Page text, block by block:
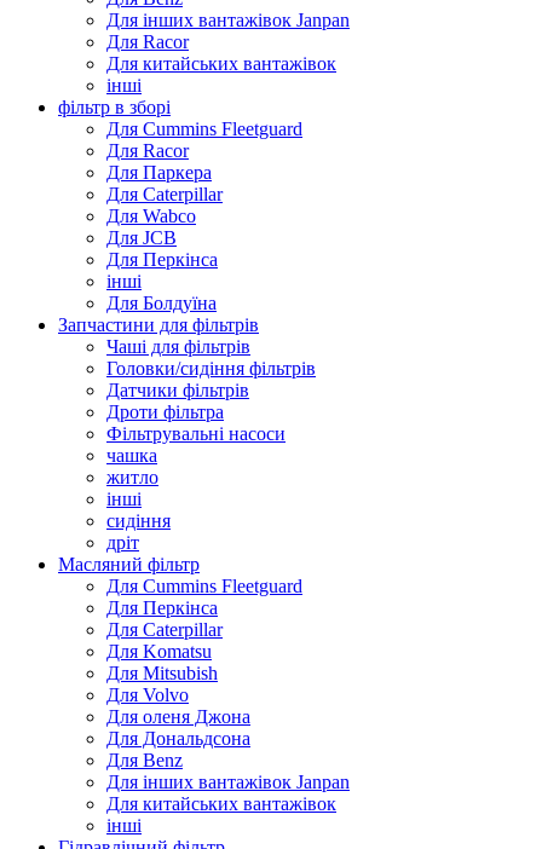
Для інших вантажівок Janpan
Для Racor
Для китайських вантажівок
інші
фільтр в зборі
Для Cummins Fleetguard
Для Racor
Для Паркера
Для Caterpillar
Для Wabco
Для JCB
Для Перкінса
інші
Для Болдуїна
Запчастини для фільтрів
Чаші для фільтрів
Головки/сидіння фільтрів
Датчики фільтрів
Дроти фільтра
Фільтрувальні насоси
чашка
житло
інші
сидіння
дріт
Масляний фільтр
Для Cummins Fleetguard
Для Перкінса
Для Caterpillar
Для Komatsu
Для Mitsubish
Для Volvo
Для оленя Джона
Для Дональдсона
Для Benz
Для інших вантажівок Janpan
Для китайських вантажівок
інші